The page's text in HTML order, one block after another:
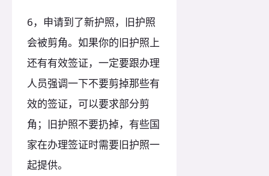
6，申请到了新护照，旧护照
会被剪角。如果你的旧护照上
还有有效签证，一定要跟办理
人员强调一下不要剪掉那些有
效的签证，可以要求部分剪
角；旧护照不要扔掉，有些国
家在办理签证时需要旧护照一
起提供。